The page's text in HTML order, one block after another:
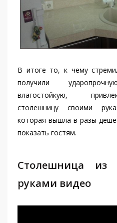
В итоге то, к чему
получили
влагостойкую,
столешницу своими
которая вышла в разы
показать гостям.
Столешница из
руками видео